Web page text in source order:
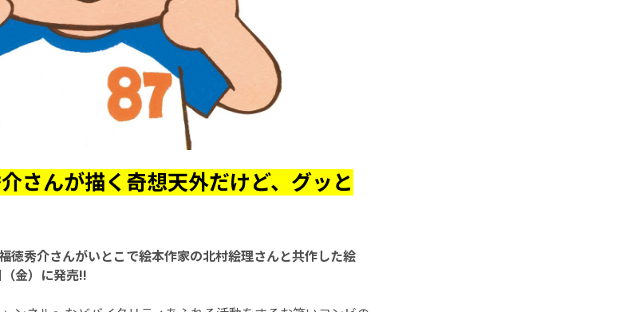
さんが描く奇想天外だけど、グッと
徳秀介さんがいとこで絵本作家の北村絵理さんと共作した絵
金）に発売!!